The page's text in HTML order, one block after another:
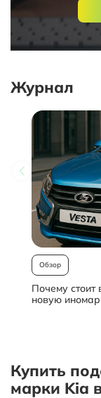
Журнал
Обзор
Почему
новую
Купить
марки Kia